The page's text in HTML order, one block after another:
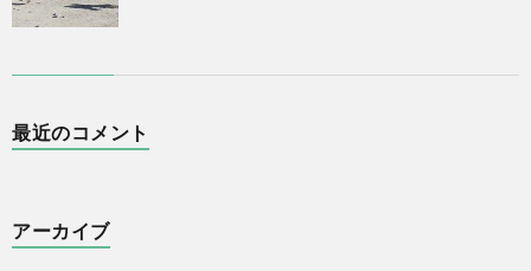
最近のコメント
アーカイブ